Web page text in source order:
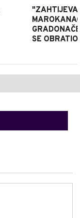
SE